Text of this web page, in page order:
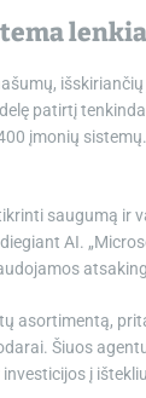
patirtį
įmonių
saugumą ir
AI.
asortimentą,
Šiuos
į